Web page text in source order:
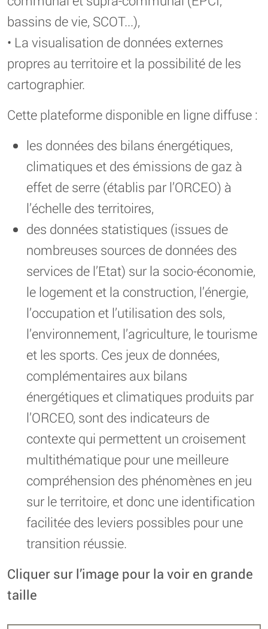
bassins de vie, SCOT...),
• La visualisation de données externes
propres au territoire et la possibilité de les
cartographier.
Cette plateforme disponible en ligne diffuse :
les données des bilans énergétiques,
climatiques et des émissions de gaz à
effet de serre (établis par l’ORCEO) à
l’échelle des territoires,
des données statistiques (issues de
nombreuses sources de données des
services de l’Etat) sur la socio-économie,
le logement et la construction, l’énergie,
l’occupation et l’utilisation des sols,
l’environnement, l’agriculture, le tourisme
et les sports. Ces jeux de données,
complémentaires aux bilans
énergétiques et climatiques produits par
l’ORCEO, sont des indicateurs de
contexte qui permettent un croisement
multithématique pour une meilleure
compréhension des phénomènes en jeu
sur le territoire, et donc une identification
facilitée des leviers possibles pour une
transition réussie.
Cliquer sur l’image pour la voir en grande
taille